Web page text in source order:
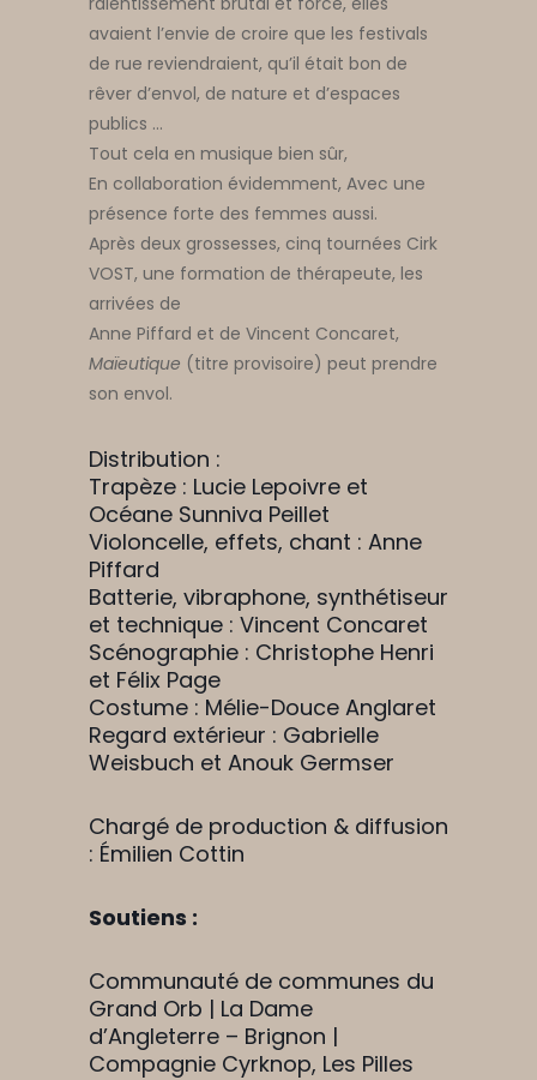
avaient l’envie de croire que les festivals
de rue reviendraient, qu’il était bon de
rêver d’envol, de nature et d’espaces
publics …
Tout cela en musique bien sûr,
En collaboration évidemment, Avec une
présence forte des femmes aussi.
Après deux grossesses, cinq tournées Cirk
VOST, une formation de thérapeute, les
arrivées de
Anne Piffard et de Vincent Concaret,
Maïeutique (titre provisoire) peut prendre
son envol.
Distribution :
Trapèze : Lucie Lepoivre et
Océane Sunniva Peillet
Violoncelle, effets, chant : Anne
Piffard
Batterie, vibraphone, synthétiseur
et technique : Vincent Concaret
Scénographie : Christophe Henri
et Félix Page
Costume : Mélie-Douce Anglaret
Regard extérieur : Gabrielle
Weisbuch et Anouk Germser
Chargé de production & diffusion
: Émilien Cottin
Soutiens :
Communauté de communes du
Grand Orb | La Dame
d’Angleterre – Brignon |
Compagnie Cyrknop, Les Pilles